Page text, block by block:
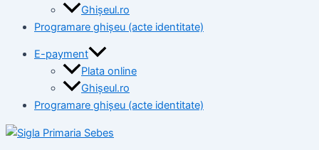
Ghișeul.ro
Programare ghișeu (acte identitate)
E-payment
Plata online
Ghișeul.ro
Programare ghișeu (acte identitate)